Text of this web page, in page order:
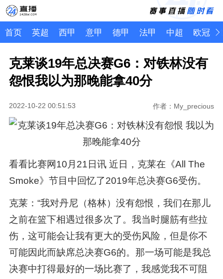
首页 英超 西甲 意甲 德甲 法甲 中超 欧冠
克莱谈19年总决赛G6：对铁林没有
怨恨我以为那晚能拿40分
2022-10-22 00:51:53 作者：My_precious
看看比赛网10月21日讯 近日，克莱在《All The
Smoke》节目中回忆了2019年总决赛G6受伤。
克莱：“我对丹尼（格林）没有怨恨，我们在那儿
之前在篮下相遇过很多次了。我当时腿筋有些拉
伤，这可能会让我有更大的受伤风险，但是你不
可能因此而缺席总决赛G6的。那一场可能是我总
决赛中打得最好的一场比赛了，我感觉我不可阻